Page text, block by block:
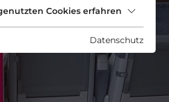
Brenner Basistunnel
und ExpertInnen
& ERLEBE DIE
Brenner Basistunnel
und ExpertInnen
& ERLEBE DIE
Cookies erfahren
Datenschutz